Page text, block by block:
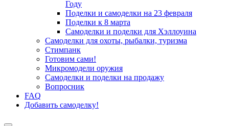
Году
Поделки и самоделки на 23 февраля
Поделки к 8 марта
Самоделки и поделки для Хэллоуина
Самоделки для охоты, рыбалки, туризма
Стимпанк
Готовим сами!
Микромодели оружия
Самоделки и поделки на продажу
Вопросник
FAQ
Добавить самоделку!